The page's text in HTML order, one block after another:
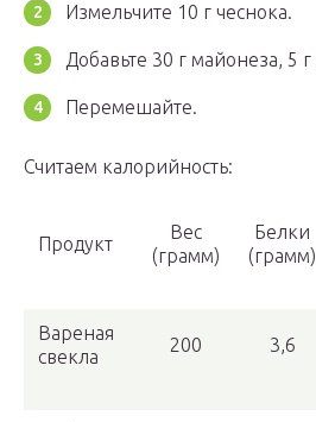
Измельчите 10 г чеснока.
Добавьте 30 г майонеза, 5 г
Перемешайте.
Считаем калорийность:
Продукт
Вес
(грамм)
Белки
(грамм)
Вареная
свекла
200 3,6